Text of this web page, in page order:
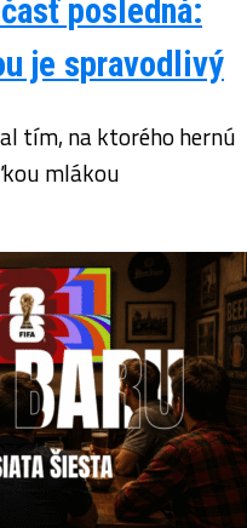
posledná:
je spravodlivý
tím, na ktorého hernú
mlákou